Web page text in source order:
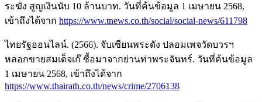
ระฆัง สูญเงินนับ 10 ล้านบาท. วันที่ค้นข้อมูล 1 เมษายน 2568,
เข้าถึงได้จาก https://www.tnews.co.th/social/social-news/611798
ไทยรัฐออนไลน์. (2566). จับเซียนพระดัง ปลอมเพจวัดบวรฯ
หลอกขายสมเด็จเก๊ ซื้อมาจากย่านท่าพระจันทร์. วันที่ค้นข้อมูล
1 เมษายน 2568, เข้าถึงได้จาก
https://www.thairath.co.th/news/crime/2706138